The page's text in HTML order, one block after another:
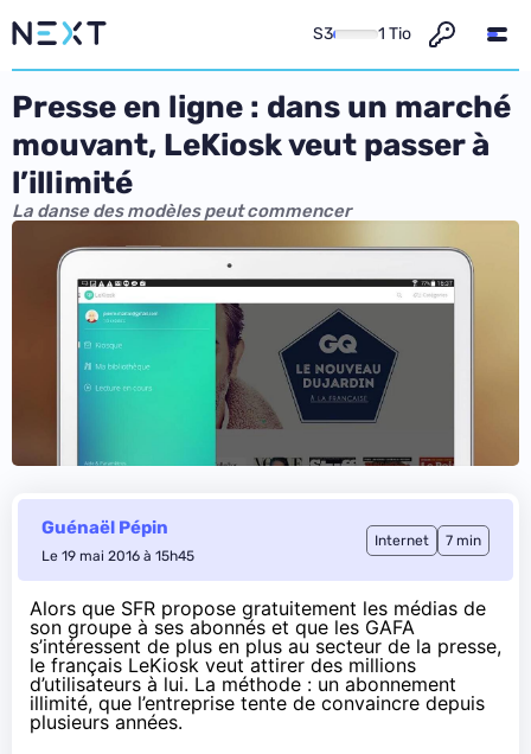
S3 1 Tio
Presse en ligne : dans un marché
mouvant, LeKiosk veut passer à
l’illimité
La danse des modèles peut commencer
Guénaël Pépin
Le 19 mai 2016 à 15h45
Internet 7 min
Alors que SFR propose gratuitement les médias de
son groupe à ses abonnés et que les GAFA
s’intéressent de plus en plus au secteur de la presse,
le français LeKiosk veut attirer des millions
d’utilisateurs à lui. La méthode : un abonnement
illimité, que l’entreprise tente de convaincre depuis
plusieurs années.